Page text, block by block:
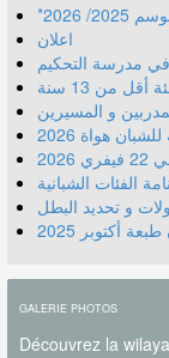
2026
اعلان
مدرسة التحكيم
من 13 سنة
و المسيرين
الفئات الشبانية
و تحديد البطل
أكتوبر 2025
GALERIE PHOTOS
Découvrez la